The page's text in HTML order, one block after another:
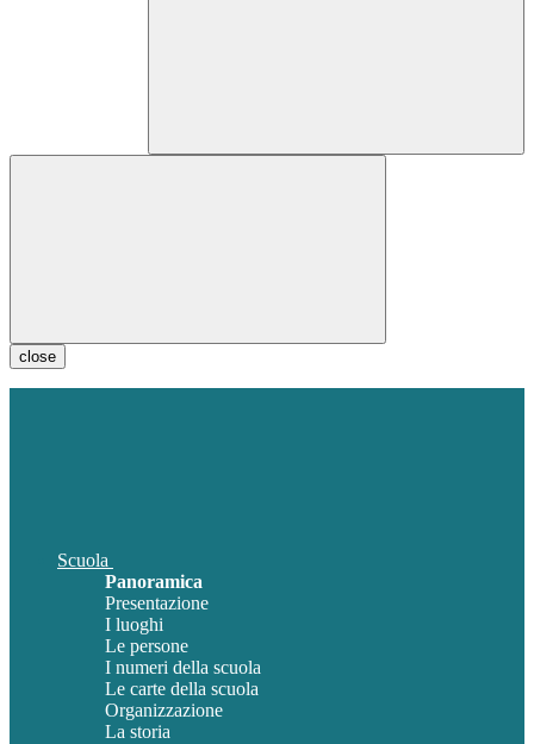
close
Scuola
Panoramica
Presentazione
I luoghi
Le persone
I numeri della scuola
Le carte della scuola
Organizzazione
La storia